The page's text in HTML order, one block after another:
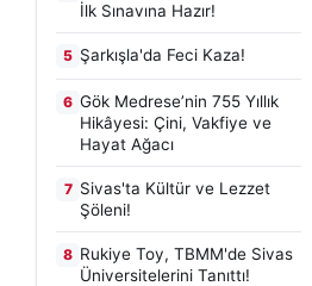
İlk Sınavına Hazır!
5 Şarkışla'da Feci Kaza!
6 Gök Medrese’nin 755 Yıllık
Hikâyesi: Çini, Vakfiye ve
Hayat Ağacı
7 Sivas'ta Kültür ve Lezzet
Şöleni!
8 Rukiye Toy, TBMM'de Sivas
Üniversitelerini Tanıttı!